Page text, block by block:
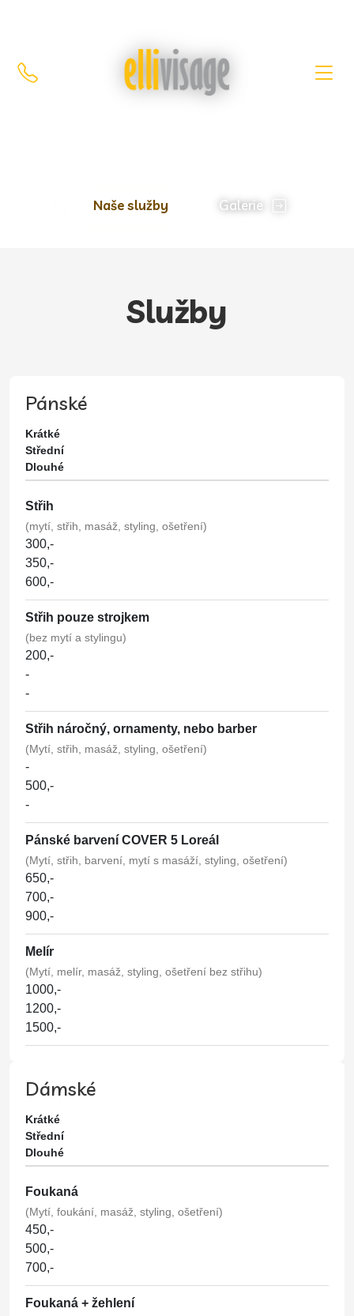
Střihni si styl,
Naše služby Galerie
Služby
Pánské
Krátké
Střední
Dlouhé
Střih
(mytí, střih, masáž, styling, ošetření)
300,-
350,-
600,-
Střih pouze strojkem
(bez mytí a stylingu)
200,-
-
-
Střih náročný, ornamenty, nebo barber
(Mytí, střih, masáž, styling, ošetření)
-
500,-
-
Pánské barvení COVER 5 Loreál
(Mytí, střih, barvení, mytí s masáží, styling, ošetření)
650,-
700,-
900,-
Melír
(Mytí, melír, masáž, styling, ošetření bez střihu)
1000,-
1200,-
1500,-
Dámské
Krátké
Střední
Dlouhé
Foukaná
(Mytí, foukání, masáž, styling, ošetření)
450,-
500,-
700,-
Foukaná + žehlení